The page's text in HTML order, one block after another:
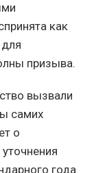
как
призыва.
вызвали
самих
о
года.